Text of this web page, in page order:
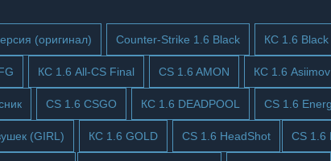
(оригинал) Counter-Strike 1.6 Black КС 1.6 Black
КС 1.6 All-CS Final CS 1.6 AMON КС 1.6 Asiimov
CS 1.6 CSGO КС 1.6 DEADPOOL CS 1.6
(GIRL) КС 1.6 GOLD CS 1.6 HeadShot CS 1.6